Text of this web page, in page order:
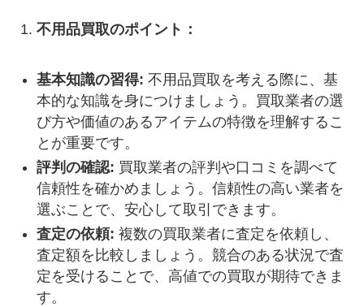
不用品買取のポイント：
基本知識の習得: 不用品買取を考える際に、基
本的な知識を身につけましょう。買取業者の選
び方や価値のあるアイテムの特徴を理解するこ
とが重要です。
評判の確認: 買取業者の評判や口コミを調べて
信頼性を確かめましょう。信頼性の高い業者を
選ぶことで、安心して取引できます。
査定の依頼: 複数の買取業者に査定を依頼し、
査定額を比較しましょう。競合のある状況で査
定を受けることで、高値での買取が期待できま
す。